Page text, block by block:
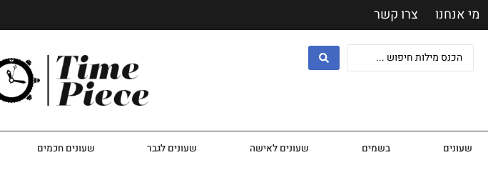
מי אנחנו צרו קשר
שעונים בשמים שעונים לאישה שעונים לגבר שעונים חכמים